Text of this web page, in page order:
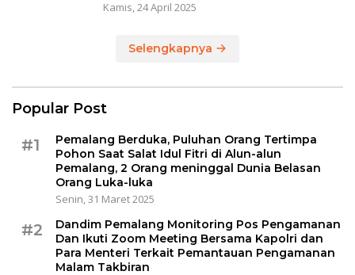
Kamis, 24 April 2025
Selengkapnya
Popular Post
#1
Pemalang Berduka, Puluhan Orang Tertimpa
Pohon Saat Salat Idul Fitri di Alun-alun
Pemalang, 2 Orang meninggal Dunia Belasan
Orang Luka-luka
Senin, 31 Maret 2025
#2
Dandim Pemalang Monitoring Pos Pengamanan
Dan Ikuti Zoom Meeting Bersama Kapolri dan
Para Menteri Terkait Pemantauan Pengamanan
Malam Takbiran